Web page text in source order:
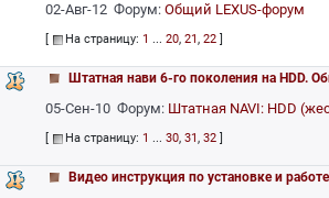
02-Авг-12 Форум:Общий LEXUS-форум
[ На страницу: 1 ...20,21,22 ]
Штатная нави 6-го поколения на HDD.
05-Сен-10 Форум: Штатная NAVI: HDD
[ На страницу: 1 ...30,31,32 ]
Видео инструкция по установке и